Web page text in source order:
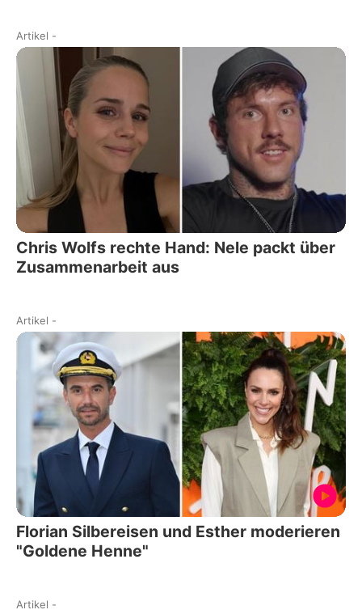
Artikel -
Chris Wolfs rechte Hand: Nele packt über
Zusammenarbeit aus
Artikel -
Florian Silbereisen und Esther moderieren
"Goldene Henne"
Artikel -